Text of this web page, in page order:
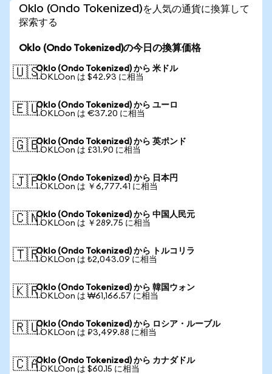
Oklo (Ondo Tokenized)を人気の通貨に換算して
探索する
Oklo (Ondo Tokenized)の今日の換算価格
🇺🇸Oklo (Ondo Tokenized) から 米ドル
1 OKLOon は $42.93 に相当
🇪🇺Oklo (Ondo Tokenized) から ユーロ
1 OKLOon は €37.20 に相当
🇬🇧Oklo (Ondo Tokenized) から 英ポンド
1 OKLOon は £31.90 に相当
🇯🇵Oklo (Ondo Tokenized) から 日本円
1 OKLOon は ￥6,777.41 に相当
🇨🇳Oklo (Ondo Tokenized) から 中国人民元
1 OKLOon は ￥289.75 に相当
🇹🇷Oklo (Ondo Tokenized) から トルコリラ
1 OKLOon は ₺2,043.09 に相当
🇰🇷Oklo (Ondo Tokenized) から 韓国ウォン
1 OKLOon は ₩61,166.57 に相当
🇷🇺Oklo (Ondo Tokenized) から ロシア・ルーブル
1 OKLOon は ₽3,499.88 に相当
🇨🇦Oklo (Ondo Tokenized) から カナダドル
1 OKLOon は $60.15 に相当